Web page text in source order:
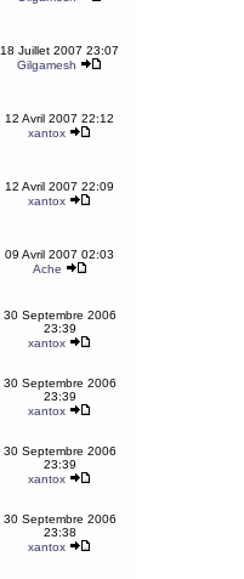
18 Juillet 2007 23:07
Gilgamesh
12 Avril 2007 22:12
xantox
12 Avril 2007 22:09
xantox
09 Avril 2007 02:03
Ache
30 Septembre 2006
23:39
xantox
30 Septembre 2006
23:39
xantox
30 Septembre 2006
23:39
xantox
30 Septembre 2006
23:38
xantox